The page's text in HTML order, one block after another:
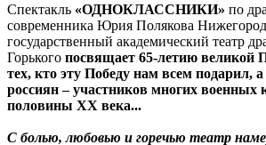
Спектакль «ОДНОКЛАССНИКИ» по
современника Юрия Полякова
государственный академический театр
Горького посвящает 65-летию великой
тех, кто эту Победу нам всем подарил,
россиян – участников многих военных
половины XX века...
С болью, любовью и горечью театр